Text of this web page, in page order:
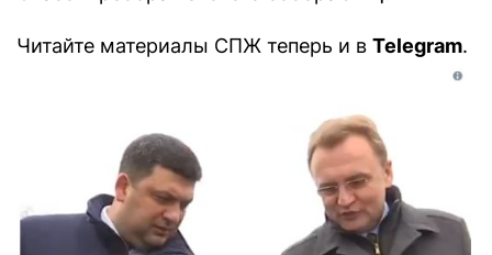
Читайте материалы СПЖ теперь и в Telegram.